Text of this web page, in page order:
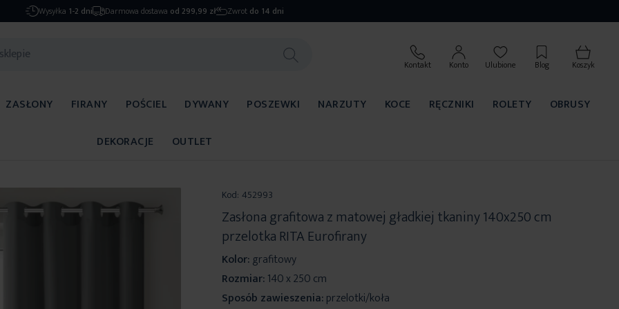
Wysyłka 1-2 dni Darmowa dostawa od 299,99 zł Zwrot do 14 dni
Kontakt Konto Ulubione Blog Koszyk
ZASŁONY FIRANY POŚCIEL DYWANY POSZEWKI NARZUTY KOCE RĘCZNIKI ROLETY
OBRUSY
DEKORACJE
OUTLET
Kod: 452993
Zasłona grafitowa z matowej gładkiej tkaniny 140x250 cm
przelotka RITA Eurofirany
Kolor:grafitowy
Rozmiar:140 x 250 cm
Sposób zawieszenia:przelotki/koła